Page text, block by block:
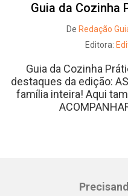
Guia da Cozinha
De Redação
Editora:
Guia da Cozinha
destaques da edição:
família inteira! Aqui